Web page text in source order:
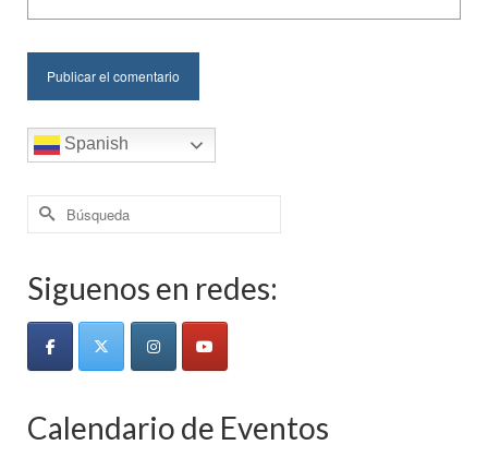
Spanish
Buscar
por:
Siguenos en redes:
Calendario de Eventos